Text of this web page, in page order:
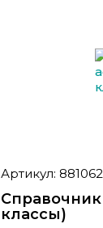
Артикул:
Справочник
классы)